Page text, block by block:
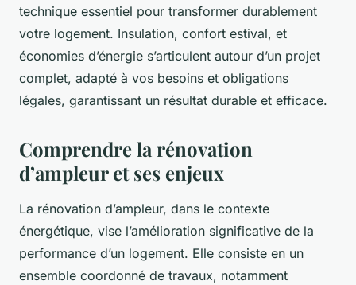
technique essentiel pour transformer durablement
votre logement. Insulation, confort estival, et
économies d’énergie s’articulent autour d’un projet
complet, adapté à vos besoins et obligations
légales, garantissant un résultat durable et efficace.
Comprendre la rénovation
d’ampleur et ses enjeux
La rénovation d’ampleur, dans le contexte
énergétique, vise l’amélioration significative de la
performance d’un logement. Elle consiste en un
ensemble coordonné de travaux, notamment